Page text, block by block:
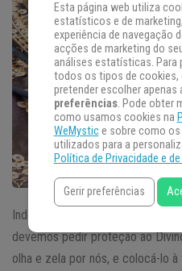
Independente de qual for a sua
devemos pedir proteção ao
olha e zela por nós, e colocá-lo
Esta página web utiliza
estatísticos e de
experiência de navegação
acções de marketing do
análises estatísticas. Para
todos os tipos de cookies,
pretender escolher apenas
preferências. Pode obter
como usamos cookies na
WeMystice sobre como os
utilizados para a
Política de Privacidade e
Gerir preferências